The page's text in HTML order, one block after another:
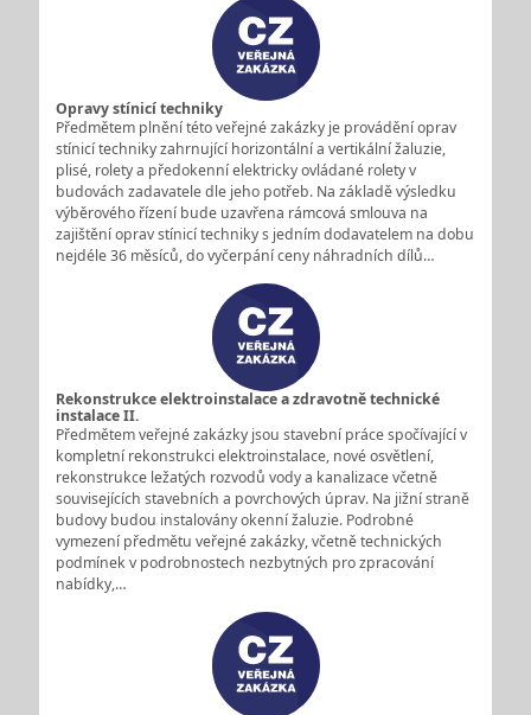
Opravy stínicí techniky
Předmětem plnění této veřejné zakázky je provádění oprav
stínicí techniky zahrnující horizontální a vertikální žaluzie,
plisé, rolety a předokenní elektricky ovládané rolety v
budovách zadavatele dle jeho potřeb. Na základě výsledku
výběrového řízení bude uzavřena rámcová smlouva na
zajištění oprav stínicí techniky s jedním dodavatelem na dobu
nejdéle 36 měsíců, do vyčerpání ceny náhradních dílů…
Rekonstrukce elektroinstalace a zdravotně technické
instalace II.
Předmětem veřejné zakázky jsou stavební práce spočívající v
kompletní rekonstrukci elektroinstalace, nové osvětlení,
rekonstrukce ležatých rozvodů vody a kanalizace včetně
souvisejících stavebních a povrchových úprav. Na jižní straně
budovy budou instalovány okenní žaluzie. Podrobné
vymezení předmětu veřejné zakázky, včetně technických
podmínek v podrobnostech nezbytných pro zpracování
nabídky,…